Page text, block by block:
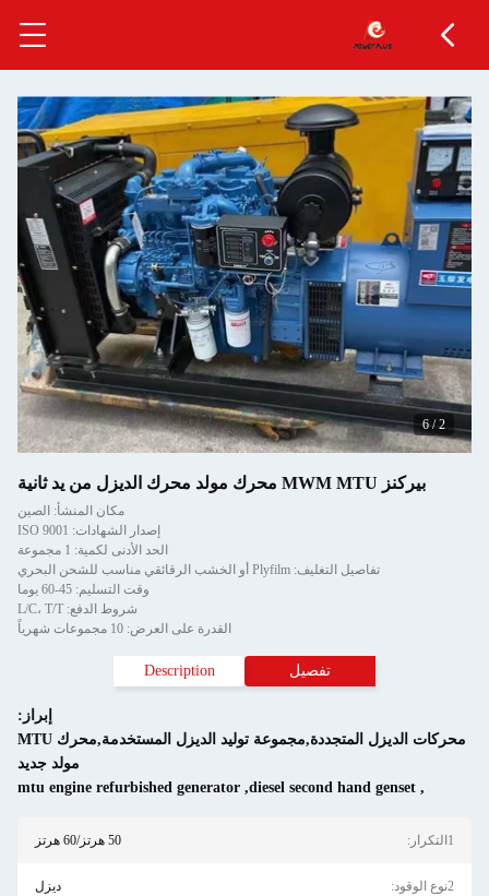
2
/
6
بيركنز MWM MTU محرك مولد محرك الديزل من يد ثانية
مكان المنشأ: الصين
إصدار الشهادات: ISO 9001
الحد الأدنى لكمية: 1 مجموعة
تفاصيل التغليف: Plyfilm أو الخشب الرقائقي مناسب للشحن البحري
وقت التسليم: 45-60 يوما
شروط الدفع: L/C، T/T
القدرة على العرض: 10 مجموعات شهرياً
تفصيل Description
إبراز:
محركات الديزل المتجددة,مجموعة توليد الديزل المستخدمة,محرك MTU
مولد جديد
,
diesel second hand genset
,
mtu engine refurbished generator
1التكرار: 50 هرتز/60 هرتز
2نوع الوقود: ديزل